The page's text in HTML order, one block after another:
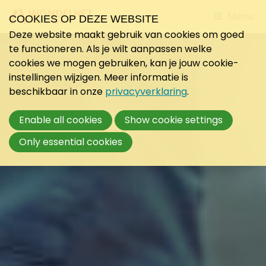
to
COOKIES OP DEZE WEBSITE
Deze website maakt gebruik van cookies om goed
te functioneren. Als je wilt aanpassen welke
cookies we mogen gebruiken, kan je jouw cookie-
instellingen wijzigen. Meer informatie is
beschikbaar in onze privacyverklaring.
Enable all cookies
Show cookie settings
Only essential cookies